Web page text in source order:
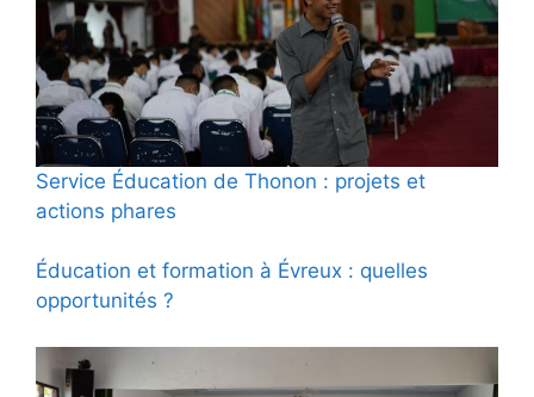
Service Éducation de Thonon : projets et
actions phares
Éducation et formation à Évreux : quelles
opportunités ?